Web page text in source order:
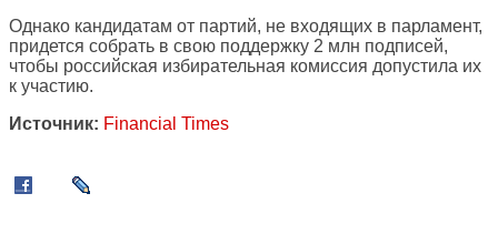
Однако кандидатам от партий, не входящих в парламент,
придется собрать в свою поддержку 2 млн подписей,
чтобы российская избирательная комиссия допустила их
к участию.
Источник: Financial Times